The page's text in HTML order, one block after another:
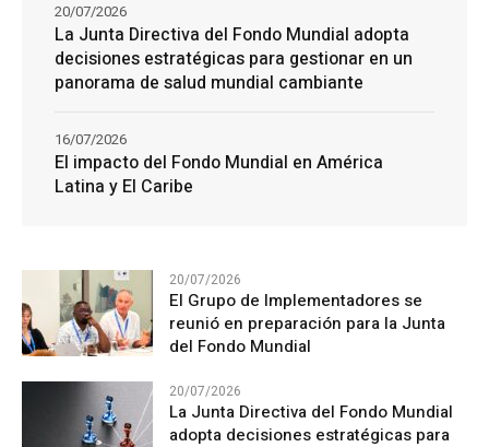
La Junta Directiva del Fondo Mundial adopta
decisiones estratégicas para gestionar en un
panorama de salud mundial cambiante
20/07/2026
El impacto del Fondo Mundial en América
Latina y El Caribe
16/07/2026
20/07/2026
El Grupo de Implementadores se
reunió en preparación para la Junta
del Fondo Mundial
20/07/2026
La Junta Directiva del Fondo Mundial
adopta decisiones estratégicas para